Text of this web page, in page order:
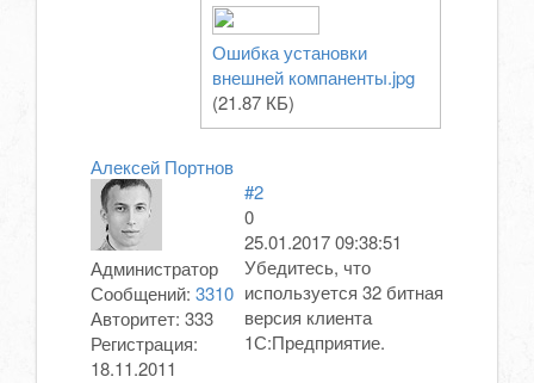
Ошибка установки
внешней компаненты.jpg
(21.87 КБ)
Алексей Портнов
Администратор
Сообщений: 3310
Авторитет: 333
Регистрация:
18.11.2011
#2
0
25.01.2017 09:38:51
Убедитесь, что
используется 32 битная
версия клиента
1С:Предприятие.